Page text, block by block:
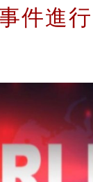
事件進